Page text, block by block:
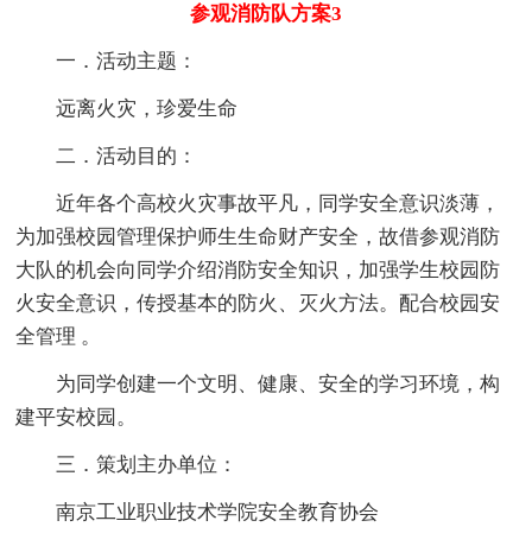
参观消防队方案3
一．活动主题：
远离火灾，珍爱生命
二．活动目的：
近年各个高校火灾事故平凡，同学安全意识淡薄，
为加强校园管理保护师生生命财产安全，故借参观消防
大队的机会向同学介绍消防安全知识，加强学生校园防
火安全意识，传授基本的防火、灭火方法。配合校园安
全管理 。
为同学创建一个文明、健康、安全的学习环境，构
建平安校园。
三．策划主办单位：
南京工业职业技术学院安全教育协会